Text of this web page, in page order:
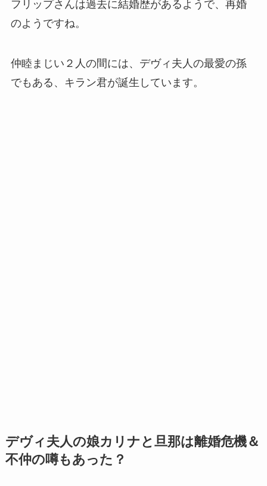
フリップさんは過去に結婚歴があるようで、再婚
のようですね。
仲睦まじい２人の間には、デヴィ夫人の最愛の孫
でもある、キラン君が誕生しています。
デヴィ夫人の娘カリナと旦那は離婚危機＆
不仲の噂もあった？